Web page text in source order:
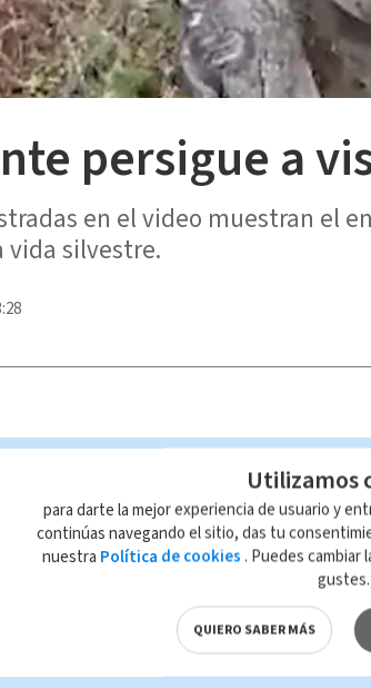
persigue a
en el video muestran el
vida silvestre.
de esta página, mismo que es propiedad
con las leyes aplicables.
MÁS VIDEOS
Utilizamos
para darte la mejor experiencia de usuario y
continúas navegando el sitio, das tu
nuestra Política de cookies . Puedes cambiar
gustes.
QUIERO SABER MÁS